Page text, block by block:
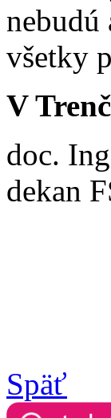
nebudú
všetky
V
doc.
dekan
Späť